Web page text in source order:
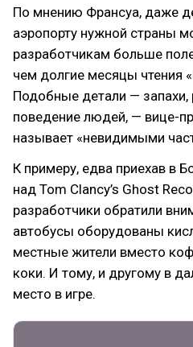
По мнению Франсуа, даже
аэропорту нужной страны
разработчикам больше
чем долгие месяцы чтения
Подобные детали — запахи,
поведение людей, — вице-
называет «невидимыми
К примеру, едва приехав в
над Tom Clancy’s Ghost
разработчики обратили
автобусы оборудованы
местные жители вместо
коки. И тому, и другому в
место в игре.